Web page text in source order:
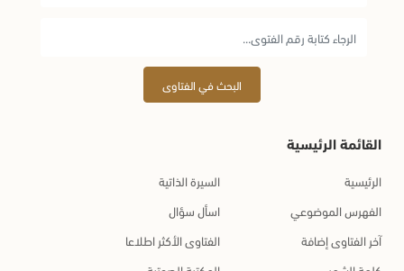
البحث في الفتاوى
القائمة الرئيسية
الرئيسية
السيرة الذاتية
الفهرس الموضوعي
اسأل سؤال
آخر الفتاوى إضافة
الفتاوى الأكثر اطلاعا